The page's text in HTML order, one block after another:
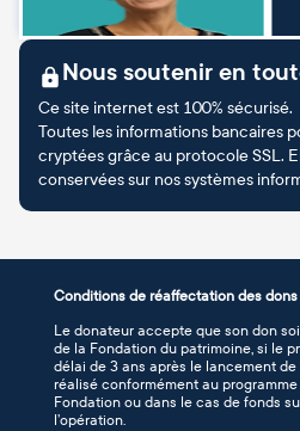
Nous soutenir en
Ce site internet est 100% sécurisé.
Toutes les informations bancaires
cryptées grâce au protocole SSL.
conservées sur nos systèmes
Conditions de réaffectation des dons
Le donateur accepte que son don
de la Fondation du patrimoine, si le
délai de 3 ans après le lancement de
réalisé conformément au
Fondation ou dans le cas de fonds
l’opération.